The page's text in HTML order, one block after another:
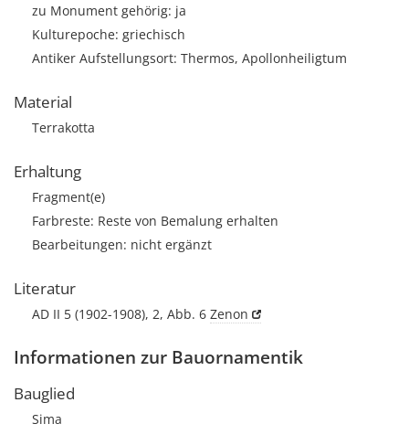
zu Monument gehörig: ja
Kulturepoche: griechisch
Antiker Aufstellungsort: Thermos, Apollonheiligtum
Material
Terrakotta
Erhaltung
Fragment(e)
Farbreste: Reste von Bemalung erhalten
Bearbeitungen: nicht ergänzt
Literatur
AD II 5 (1902-1908), 2, Abb. 6 Zenon
Informationen zur Bauornamentik
Bauglied
Sima